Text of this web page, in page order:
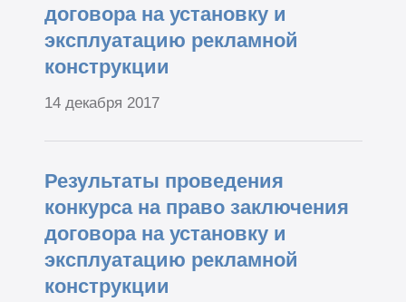
договора на установку и
эксплуатацию рекламной
конструкции
14 декабря 2017
Результаты проведения
конкурса на право заключения
договора на установку и
эксплуатацию рекламной
конструкции